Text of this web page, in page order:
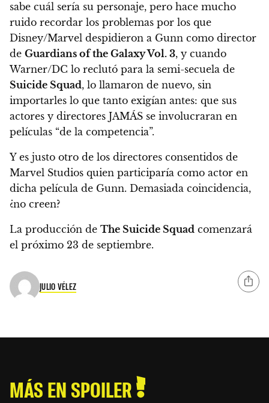
sabe cuál sería su personaje, pero hace mucho
ruido recordar los problemas por los que
Disney/Marvel despidieron a Gunn como director
de Guardians of the Galaxy Vol. 3, y cuando
Warner/DC lo reclutó para la semi-secuela de
Suicide Squad, lo llamaron de nuevo, sin
importarles lo que tanto exigían antes: que sus
actores y directores JAMÁS se involucraran en
películas “de la competencia”.
Y es justo otro de los directores consentidos de
Marvel Studios quien participaría como actor en
dicha película de Gunn. Demasiada coincidencia,
¿no creen?
La producción de The Suicide Squad comenzará
el próximo 23 de septiembre.
JULIO VÉLEZ
MÁS EN SPOILER